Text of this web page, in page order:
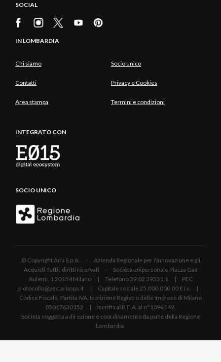
SOCIAL
IN LOMBARDIA
Chi siamo Socio unico
Contatti Privacy e Cookies
Area stampa Termini e condizioni
INTEGRATO CON
SOCIO UNICO
© Copyright Aria S.p.A. - Azienda Regionale per l'Innovazione e gli
Acquisti Tutti i diritti riservati - Società unipersonale Piazza Gae
Aulenti, 1 20154 Milano | Telefono 39.02 39331.1 | PEC
protocollo@pec.ariaspa.it | Capitale sociale 25.000.000,00 € i.v. |
Codice Fiscale, Partita IVA, Iscrizione Registro delle Imprese di Milano
05017630152 | Iscritta al R.E.A. al n°1096149.
Società soggetta a direzione e coordinamento da parte della Regione
Lombardia.